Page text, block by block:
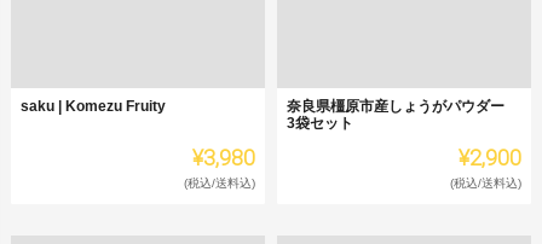
saku | Komezu Fruity
¥3,980
(税込/送料込)
奈良県橿原市産しょうがパウダー
3袋セット
¥2,900
(税込/送料込)